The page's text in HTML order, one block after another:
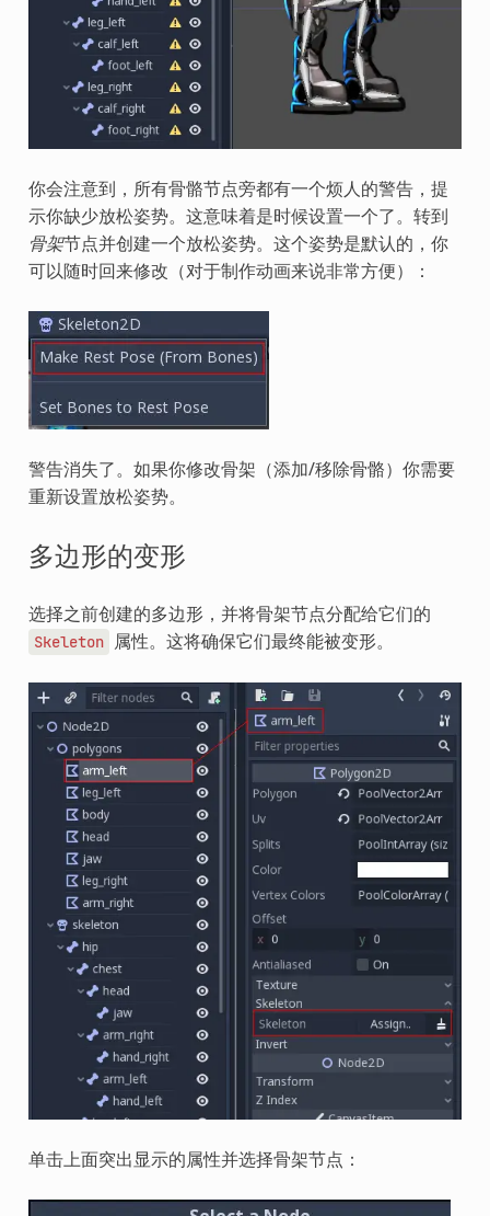
你会注意到，所有骨骼节点旁都有一个烦人的警告，提
示你缺少放松姿势。这意味着是时候设置一个了。转到
骨架节点并创建一个放松姿势。这个姿势是默认的，你
可以随时回来修改（对于制作动画来说非常方便）：
警告消失了。如果你修改骨架（添加/移除骨骼）你需要
重新设置放松姿势。
多边形的变形
选择之前创建的多边形，并将骨架节点分配给它们的
Skeleton 属性。这将确保它们最终能被变形。
单击上面突出显示的属性并选择骨架节点：